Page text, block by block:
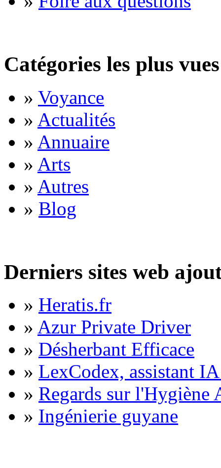
Catégories les plus vues
» Voyance
» Actualités
» Annuaire
» Arts
» Autres
» Blog
Derniers sites web
» Heratis.fr
» Azur Private Driver
» Désherbant Efficace
» LexCodex, assistant
» Regards sur l'Hygiène
» Ingénierie guyane